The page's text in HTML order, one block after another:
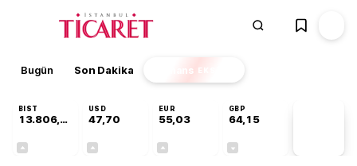
Bugün Son Dakika Finans EKSTRA
BIST
13.806,12
USD
47,70
EUR
55,03
GBP
64,15